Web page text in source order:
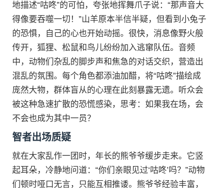
地描述“咕咚”的可怕，夸张地挥舞爪子说：“那声音大
得像要吞噬一切！”山羊原本半信半疑，但看到小兔子
的恐惧，自己的心也开始动摇。很快，消息像野火般
传开，狐狸、松鼠和鸟儿纷纷加入逃窜队伍。音频
中，动物们杂乱的脚步声和焦急的对话交织，营造出
混乱的氛围。每个角色都添油加醋，将“咕咚”描绘成
庞然大物，群体盲从的心理在此刻暴露无遗。听众会
被这种急速扩散的恐慌感染，思考：如果我在场，会
不会也成为其中一员？
智者出场质疑
就在大家乱作一团时，年长的熊爷爷缓步走来。它竖
起耳朵，冷静地问道：“你们亲眼见过‘咕咚’吗？”动物
们顿时哑口无言，只能互相推诿。熊爷爷经验丰富，